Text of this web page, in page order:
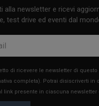
alla newsletter e ricevi
test drive ed eventi dal
di ricevere le newsletter di questo
completa). Potrai disiscriverti in
link presente in ciascuna